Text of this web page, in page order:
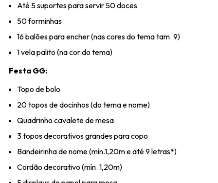
Até 5 suportes para servir 50 doces
50 forminhas
16 balões para encher (nas cores do tema tam. 9)
1 vela palito (na cor do tema)
Festa GG:
Topo de bolo
20 topos de docinhos (do tema e nome)
Quadrinho cavalete de mesa
3 topos decorativos grandes para copo
Bandeirinha de nome (mín.1,20m e até 9 letras*)
Cordão decorativo (mín. 1,20m)